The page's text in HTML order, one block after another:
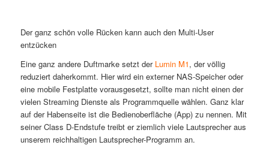
Der ganz schön volle Rücken kann auch den Multi-User
entzücken
Eine ganz andere Duftmarke setzt der Lumin M1, der völlig
reduziert daherkommt. Hier wird ein externer NAS-Speicher oder
eine mobile Festplatte vorausgesetzt, sollte man nicht einen der
vielen Streaming Dienste als Programmquelle wählen. Ganz klar
auf der Habenseite ist die Bedienoberfläche (App) zu nennen. Mit
seiner Class D-Endstufe treibt er ziemlich viele Lautsprecher aus
unserem reichhaltigen Lautsprecher-Programm an.